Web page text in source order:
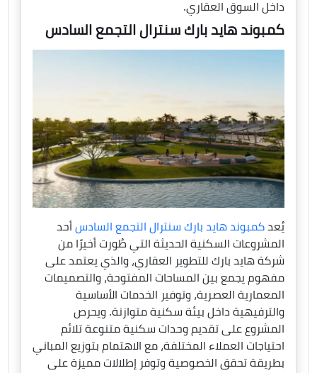
داخل السوق العقاري.
كمبوند هايد بارك سنترال التجمع السادس
يُعد كمبوند هايد بارك سنترال التجمع السادس أحد
المشروعات السكنية الحديثة التي طُورت أخيرًا من
شركة هايد بارك للتطوير العقاري، والذي يعتمد على
مفهوم يجمع بين المساحات المفتوحة، والتصميمات
المعمارية العصرية، وتوفير الخدمات الأساسية
والترفيهية داخل بيئة سكنية متوازنة. ويحرص
المشروع على تقديم وحدات سكنية متنوعة تلائم
احتياجات العملاء المختلفة، مع الاهتمام بتوزيع المباني
بطريقة تحقق الخصوصية وتوفر إطلالات مميزة على